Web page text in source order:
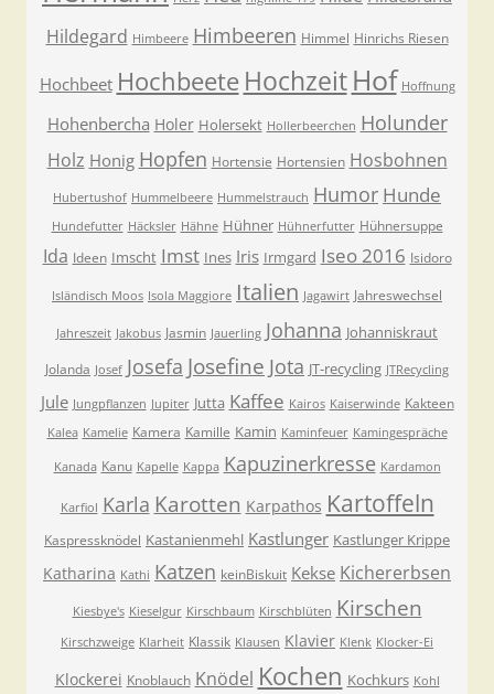
Hildegard Himbeere Himbeeren Himmel Hinrichs Riesen
Hochbeet Hochbeete Hochzeit Hof Hoffnung
Hohenbercha Holer Holersekt Hollerbeerchen Holunder
Holz Honig Hopfen Hortensie Hortensien Hosbohnen
Hubertushof Hummelbeere Hummelstrauch Humor Hunde
Hundefutter Häcksler Hähne Hühner Hühnerfutter Hühnersuppe
Ida Ideen Imscht Imst Ines Iris Irmgard Iseo 2016 Isidoro
Isländisch Moos Isola Maggiore Italien Jagawirt Jahreswechsel
Jahreszeit Jakobus Jasmin Jauerling Johanna Johanniskraut
Jolanda Josef Josefa Josefine Jota JT-recycling JTRecycling
Jule Jungpflanzen Jupiter Jutta Kaffee Kairos Kaiserwinde Kakteen
Kalea Kamelie Kamera Kamille Kamin Kaminfeuer Kamingespräche
Kanada Kanu Kapelle Kappa Kapuzinerkresse Kardamon
Karfiol Karla Karotten Karpathos Kartoffeln
Kaspressknödel Kastanienmehl Kastlunger Kastlunger Krippe
Katharina Kathi Katzen keinBiskuit Kekse Kichererbsen
Kiesbye's Kieselgur Kirschbaum Kirschblüten Kirschen
Kirschzweige Klarheit Klassik Klausen Klavier Klenk Klocker-Ei
Klockerei Knoblauch Knödel Kochen Kochkurs Kohl